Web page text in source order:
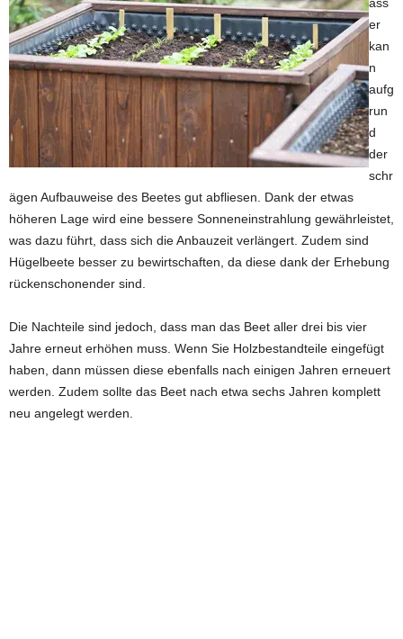
ass
er
kan
n
aufg
run
d
der
schr
ägen Aufbauweise des Beetes gut abfliesen. Dank der etwas
höheren Lage wird eine bessere Sonneneinstrahlung gewährleistet,
was dazu führt, dass sich die Anbauzeit verlängert. Zudem sind
Hügelbeete besser zu bewirtschaften, da diese dank der Erhebung
rückenschonender sind.
Die Nachteile sind jedoch, dass man das Beet aller drei bis vier
Jahre erneut erhöhen muss. Wenn Sie Holzbestandteile eingefügt
haben, dann müssen diese ebenfalls nach einigen Jahren erneuert
werden. Zudem sollte das Beet nach etwa sechs Jahren komplett
neu angelegt werden.